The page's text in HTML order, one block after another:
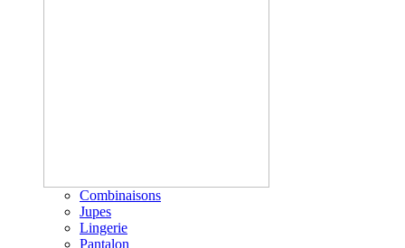
Combinaisons
Jupes
Lingerie
Pantalon